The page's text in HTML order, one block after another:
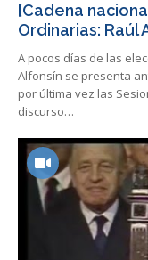
[Cadena
Ordinarias: Raúl
A pocos días de las
Alfonsín se presenta
por última vez las
discurso…